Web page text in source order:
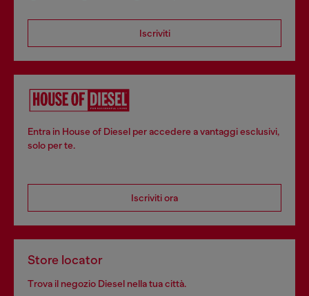
Iscriviti
Entra in House of Diesel per accedere a vantaggi esclusivi,
solo per te.
Iscriviti ora
Store locator
Trova il negozio Diesel nella tua città.